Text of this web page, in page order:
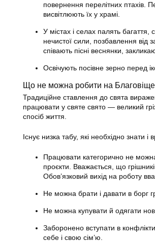
повернення перелітних птахів.
висвітлюють їх у храмі.
У містах і селах палять
нечистої сили, позбавлення від
співають пісні веснянки,
Освічують посівне зерно перед
Що не можна робити на
Традиційне ставлення до свята
працювати у святе свято — великий
спосіб життя.
Існує низка табу, які необхідно знати
Працювати категорично не
проєкти. Вважається, що
Обов’язковий вихід на роботу
Не можна брати і давати в борг
Не можна купувати й одягати
Заборонено вступати в
себе і свою сім’ю.